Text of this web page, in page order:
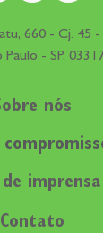
660 - Cj. 45 -
Paulo - SP,
nós
de imprensa
Contato